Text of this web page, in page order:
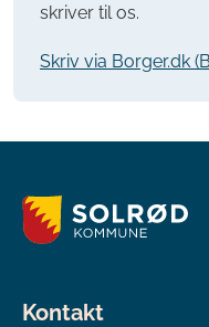
skriver til os.
Skriv via Borger.dk
Kontakt